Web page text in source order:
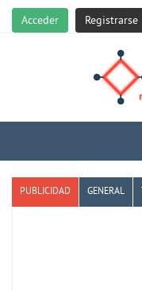
Acceder Registrarse
PUBLICIDAD GENERAL